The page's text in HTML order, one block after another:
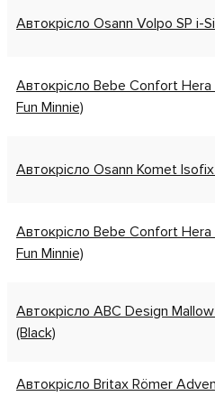
Автокрісло Osann Volpo SP i-
Автокрісло Bebe Confort
Fun Minnie)
Автокрісло Osann Komet
Автокрісло Bebe Confort Hera
Fun Minnie)
Автокрісло ABC Design
(Black)
Автокрісло Britax Römer